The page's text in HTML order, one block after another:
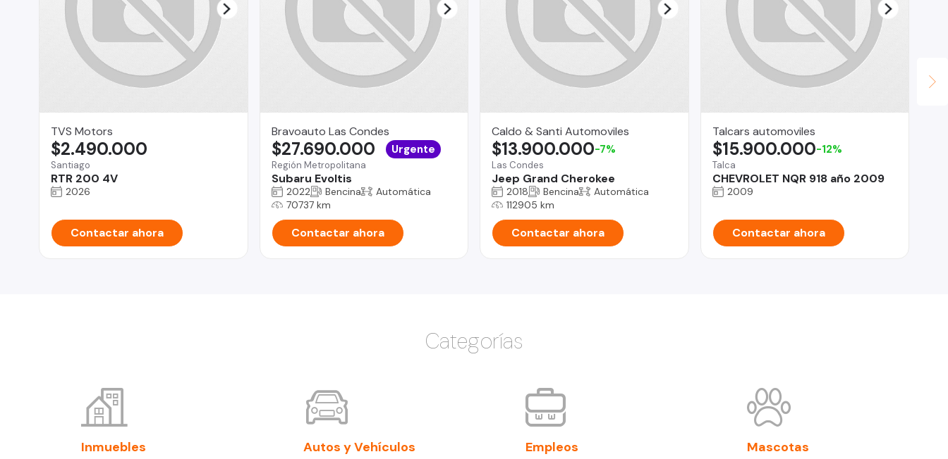
TVS Motors
Santiago
RTR 200 4V
$2.490.000
2026
Contactar ahora
Bravoauto Las Condes
Región Metropolitana
Subaru Evoltis
$27.690.000 Urgente
2022 Bencina
Automática
70737 km
Contactar ahora
Caldo & Santi Automoviles
Las Condes
Jeep Grand Cherokee
$13.900.000-7%
2018 Bencina
Automática
112905 km
Contactar ahora
Talcars automoviles
Talca
CHEVROLET NQR 918 año 2009
$15.900.000-12%
2009
Contactar ahora
Categorías
Inmuebles Autos y Vehículos Empleos Mascotas